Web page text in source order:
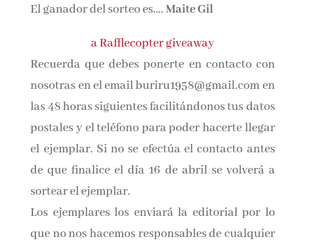
El ganador del sorteo es….Maite Gil
a Rafflecopter giveaway
Recuerda que debes ponerte en contacto con
nosotras en el email buriru1958@gmail.com en
las 48 horas siguientes facilitándonos tus datos
postales y el teléfono para poder hacerte llegar
el ejemplar. Si no se efectúa el contacto antes
de que finalice el día 16 de abril se volverá a
sortear el ejemplar.
Los ejemplares los enviará la editorial por lo
que no nos hacemos responsables de cualquier
Por favor, acepta los
términos y condiciones
de privacidad